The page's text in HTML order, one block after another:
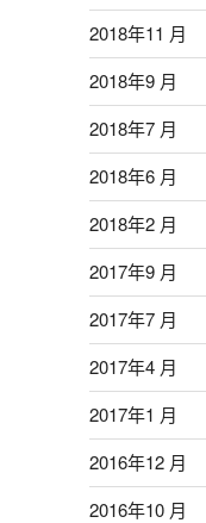
2018年11 月
2018年9 月
2018年7 月
2018年6 月
2018年2 月
2017年9 月
2017年7 月
2017年4 月
2017年1 月
2016年12 月
2016年10 月